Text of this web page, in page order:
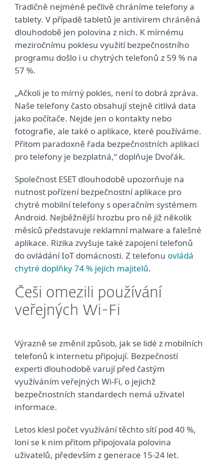
Tradičně nejméně pečlivě chráníme telefony a
tablety. V případě tabletů je antivirem chráněná
dlouhodobě jen polovina z nich. K mírnému
meziročnímu poklesu využití bezpečnostního
programu došlo i u chytrých telefonů z 59 % na
57 %.
„Ačkoli je to mírný pokles, není to dobrá zpráva.
Naše telefony často obsahují stejně citlivá data
jako počítače. Nejde jen o kontakty nebo
fotografie, ale také o aplikace, které používáme.
Přitom paradoxně řada bezpečnostních aplikací
pro telefony je bezplatná,“ doplňuje Dvořák.
Společnost ESET dlouhodobě upozorňuje na
nutnost pořízení bezpečnostní aplikace pro
chytré mobilní telefony s operačním systémem
Android. Nejběžnější hrozbu pro ně již několik
měsíců představuje reklamní malware a falešné
aplikace. Rizika zvyšuje také zapojení telefonů
do ovládání IoT domácnosti. Z telefonu ovládá
chytré doplňky 74 % jejich majitelů.
Češi omezili používání
veřejných Wi-Fi
Výrazně se změnil způsob, jak se lidé z mobilních
telefonů k internetu připojují. Bezpečností
experti dlouhodobě varují před častým
využíváním veřejných Wi-Fi, o jejichž
bezpečnostních standardech nemá uživatel
informace.
Letos klesl počet využívání těchto sítí pod 40 %,
loni se k nim přitom připojovala polovina
uživatelů, především z generace 15-24 let.